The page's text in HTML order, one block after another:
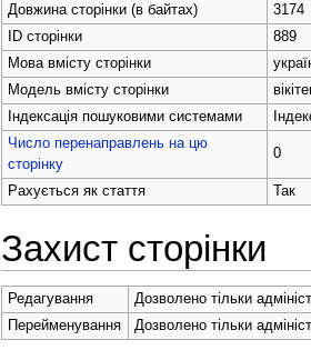
Довжина сторінки (в байтах)
3174
ID сторінки
889
Мова вмісту сторінки
Модель вмісту сторінки
Індексація пошуковими системами
Число перенаправлень на цю
сторінку
0
Рахується як стаття Так
Захист сторінки
Редагування
Дозволено тільки
Перейменування
Дозволено тільки